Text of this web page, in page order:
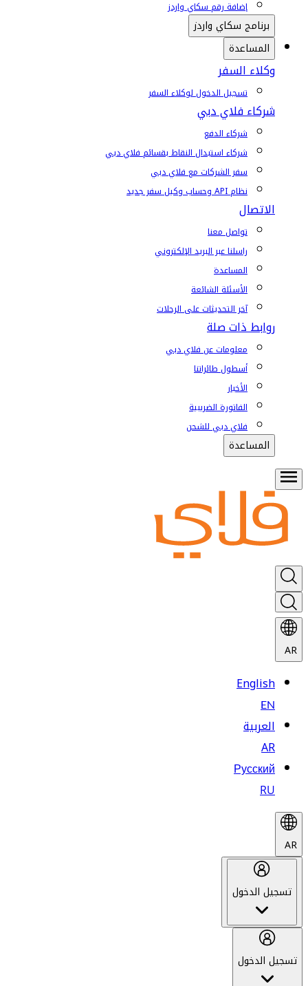
إضافة رقم سكاي واردز
برنامج سكاي واردز
المساعدة
وكلاء السفر
تسجيل الدخول لوكلاء السفر
شركاء فلاي دبي
شركاء الدفع
شركاء استبدال النقاط بقسائم فلاي دبي
سفر الشركات مع فلاي دبي
نظام API وحساب وكيل سفر جديد
الاتصال
تواصل معنا
راسلنا عبر البريد الإلكتروني
المساعدة
الأسئلة الشائعة
آخر التحديثات على الرحلات
روابط ذات صلة
معلومات عن فلاي دبي
أسطول طائراتنا
الأخبار
الفاتورة الضريبية
فلاي دبي للشحن
المساعدة
AR
English
EN
العربية
AR
Русский
RU
AR
تسجيل الدخول
تسجيل الدخول